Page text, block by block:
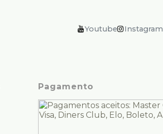
Youtube Instagram
Pagamento